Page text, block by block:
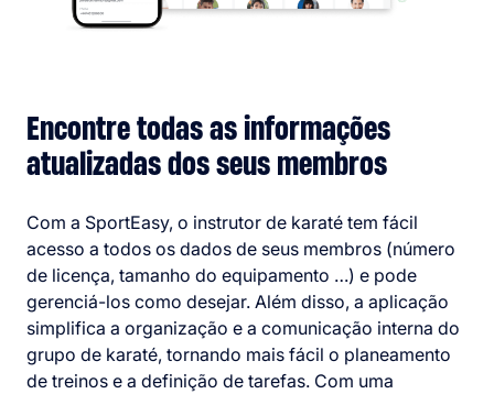
Encontre todas as informações
atualizadas dos seus membros
Com a SportEasy, o instrutor de karaté tem fácil
acesso a todos os dados de seus membros (número
de licença, tamanho do equipamento …) e pode
gerenciá-los como desejar. Além disso, a aplicação
simplifica a organização e a comunicação interna do
grupo de karaté, tornando mais fácil o planeamento
de treinos e a definição de tarefas. Com uma